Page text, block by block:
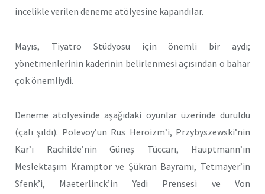
incelikle verilen deneme atölyesine kapandılar.
Mayıs, Tiyatro Stüdyosu için önemli bir aydı;
yönetmenlerinin kaderinin belirlenmesi açısından o bahar
çok önemliydi.
Deneme atölyesinde aşağıdaki oyunlar üzerinde duruldu
(çalı şıldı). Polevoy’un Rus Heroizm’i, Przybyszewski’nin
Kar’ı Rachilde’nin Güneş Tüccarı, Hauptmann’ın
Meslektaşım Kramptor ve Şükran Bayramı, Tetmayer’in
Sfenk’i, Maeterlinck’in Yedi Prensesi ve Von